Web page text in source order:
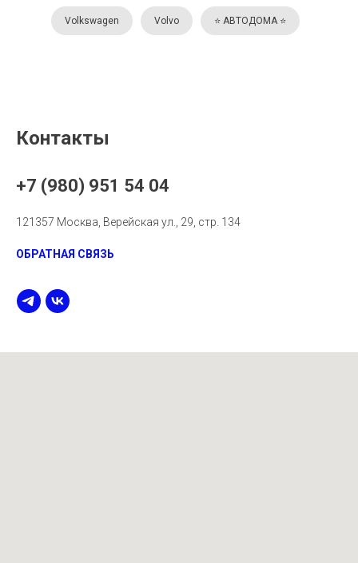
Volkswagen Volvo ⭐️ АВТОДОМА ⭐️
Контакты
+7 (980) 951 54 04
121357 Москва, Верейская ул., 29, стр. 134
ОБРАТНАЯ СВЯЗЬ